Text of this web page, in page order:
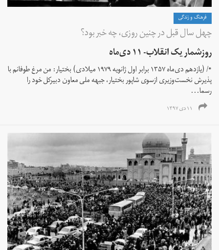
فرهنگ و زندگی
چهل سال قبل در چنین روزی، چه خبر بود؟
روزشمار یک انقلاب- ۱۱ دی‌ماه
*/ (یازدهم دی‌ماه ۱۳۵۷ برابر اول ژانویه ۱۹۷۹ میلادی) بختیار: من مرغ طوفانم با
پذیرش نخست‌وزیری ازسوی شاپور بختیار، جبهه ملی معاون دبیرکل خود را
رسما...
۱۱ دی ۱۳۹۷